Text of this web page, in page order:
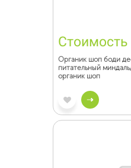
Стоимость
Органик шоп боди
питательный
органик шоп